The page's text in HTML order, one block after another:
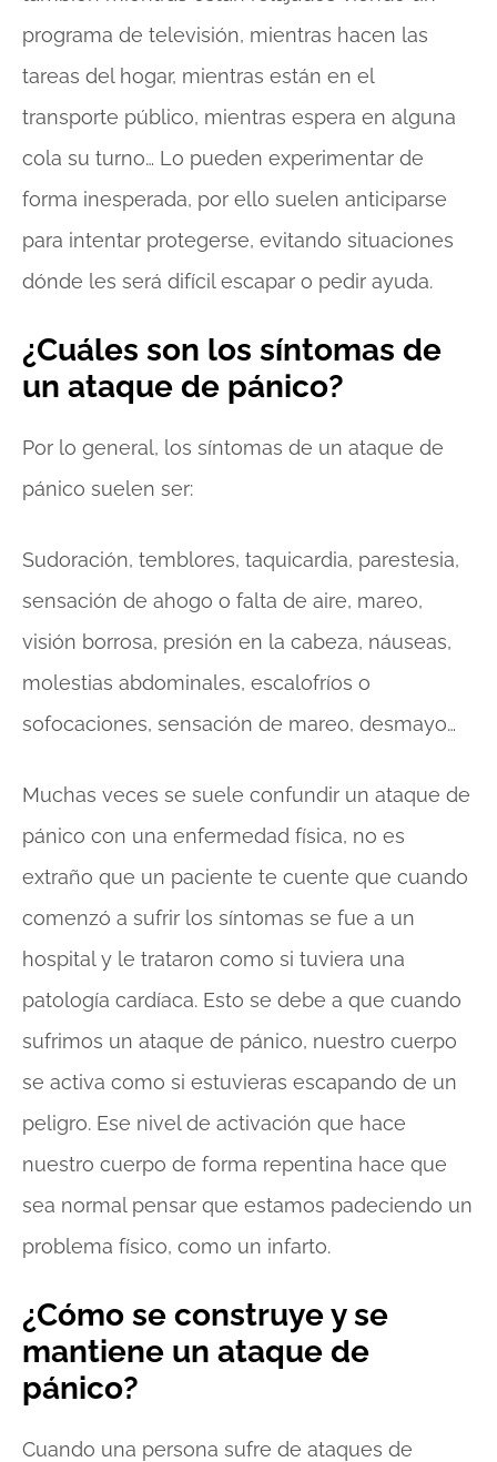
programa de televisión, mientras hacen las
tareas del hogar, mientras están en el
transporte público, mientras espera en alguna
cola su turno… Lo pueden experimentar de
forma inesperada, por ello suelen anticiparse
para intentar protegerse, evitando situaciones
dónde les será difícil escapar o pedir ayuda.
¿Cuáles son los síntomas de
un ataque de pánico?
Por lo general, los síntomas de un ataque de
pánico suelen ser:
Sudoración, temblores, taquicardia, parestesia,
sensación de ahogo o falta de aire, mareo,
visión borrosa, presión en la cabeza, náuseas,
molestias abdominales, escalofríos o
sofocaciones, sensación de mareo, desmayo…
Muchas veces se suele confundir un ataque de
pánico con una enfermedad física, no es
extraño que un paciente te cuente que cuando
comenzó a sufrir los síntomas se fue a un
hospital y le trataron como si tuviera una
patología cardíaca. Esto se debe a que cuando
sufrimos un ataque de pánico, nuestro cuerpo
se activa como si estuvieras escapando de un
peligro. Ese nivel de activación que hace
nuestro cuerpo de forma repentina hace que
sea normal pensar que estamos padeciendo un
problema físico, como un infarto.
¿Cómo se construye y se
mantiene un ataque de
pánico?
Cuando una persona sufre de ataques de